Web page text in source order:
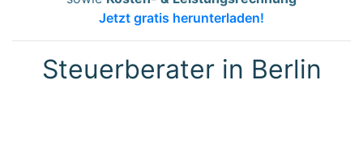
Jetzt gratis herunterladen!
Steuerberater in Berlin